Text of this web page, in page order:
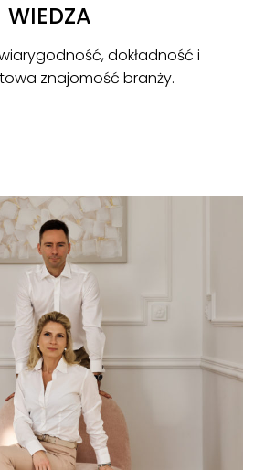
WIEDZA
dokładność i
znajomość branży.